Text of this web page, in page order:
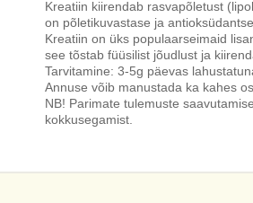
Kreatiin kiirendab rasvapõletust
on põletikuvastase ja
Kreatiin on üks populaarseimaid
see tõstab füüsilist jõudlust ja
Tarvitamine: 3-5g päevas
Annuse võib manustada ka kahes
NB! Parimate tulemuste
kokkusegamist.